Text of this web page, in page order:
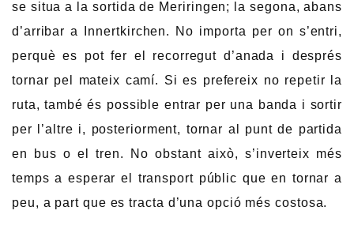
se situa a la sortida de Meriringen; la segona, abans
d’arribar a Innertkirchen. No importa per on s’entri,
perquè es pot fer el recorregut d’anada i després
tornar pel mateix camí. Si es prefereix no repetir la
ruta, també és possible entrar per una banda i sortir
per l’altre i, posteriorment, tornar al punt de partida
en bus o el tren. No obstant això, s’inverteix més
temps a esperar el transport públic que en tornar a
peu, a part que es tracta d’una opció més costosa.